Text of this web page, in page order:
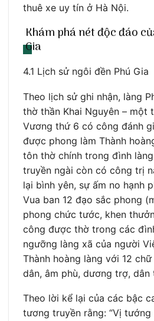
thuê xe uy tín ở Hà Nội.
Khám phá nét độc đáo
Gia
4.1 Lịch sử ngôi đền Phú Gia
Theo lịch sử ghi nhận, làng
thờ thần Khai Nguyên – một
Vương thứ 6 có công đánh
được phong làm Thành
tôn thờ chính trong đình
truyền ngài còn có công trị
lại bình yên, sự ấm no hạnh
Vua ban 12 đạo sắc phong
phong chức tước, khen
công được thờ trong các
ngưỡng làng xã của người
Thành hoàng làng với 12
dân, âm phù, dương trợ, dân
Theo lời kể lại của các bậc
tương truyền rằng: “Vị